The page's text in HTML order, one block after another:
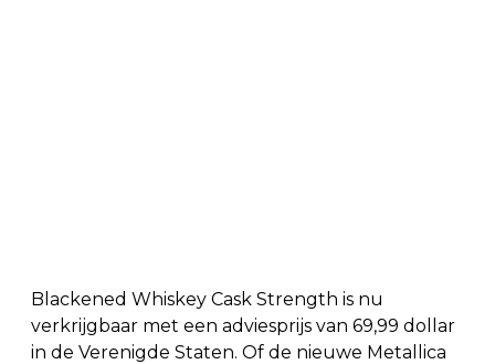
Blackened Whiskey Cask Strength is nu
verkrijgbaar met een adviesprijs van 69,99 dollar
in de Verenigde Staten. Of de nieuwe Metallica